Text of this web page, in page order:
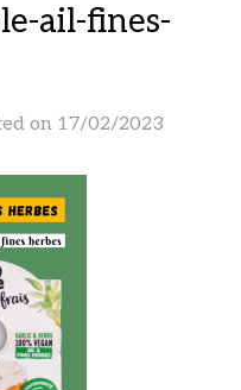
ail-fines-
on 17/02/2023